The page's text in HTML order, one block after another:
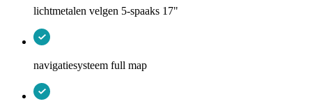
lichtmetalen velgen 5-spaaks 17"
navigatiesysteem full map